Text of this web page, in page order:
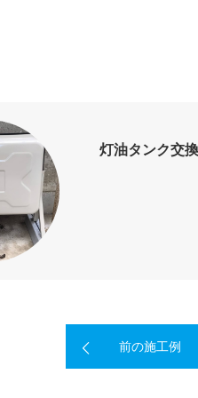
灯油タンク交換
前の施工例